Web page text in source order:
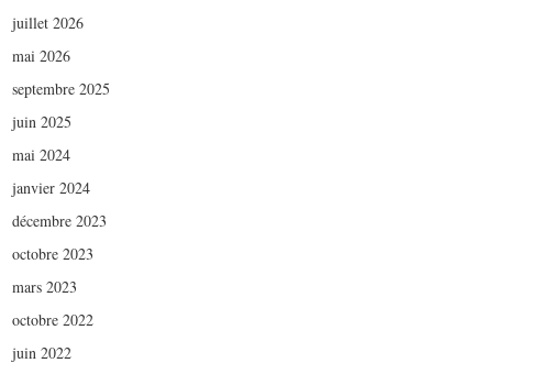
juillet 2026
mai 2026
septembre 2025
juin 2025
mai 2024
janvier 2024
décembre 2023
octobre 2023
mars 2023
octobre 2022
juin 2022